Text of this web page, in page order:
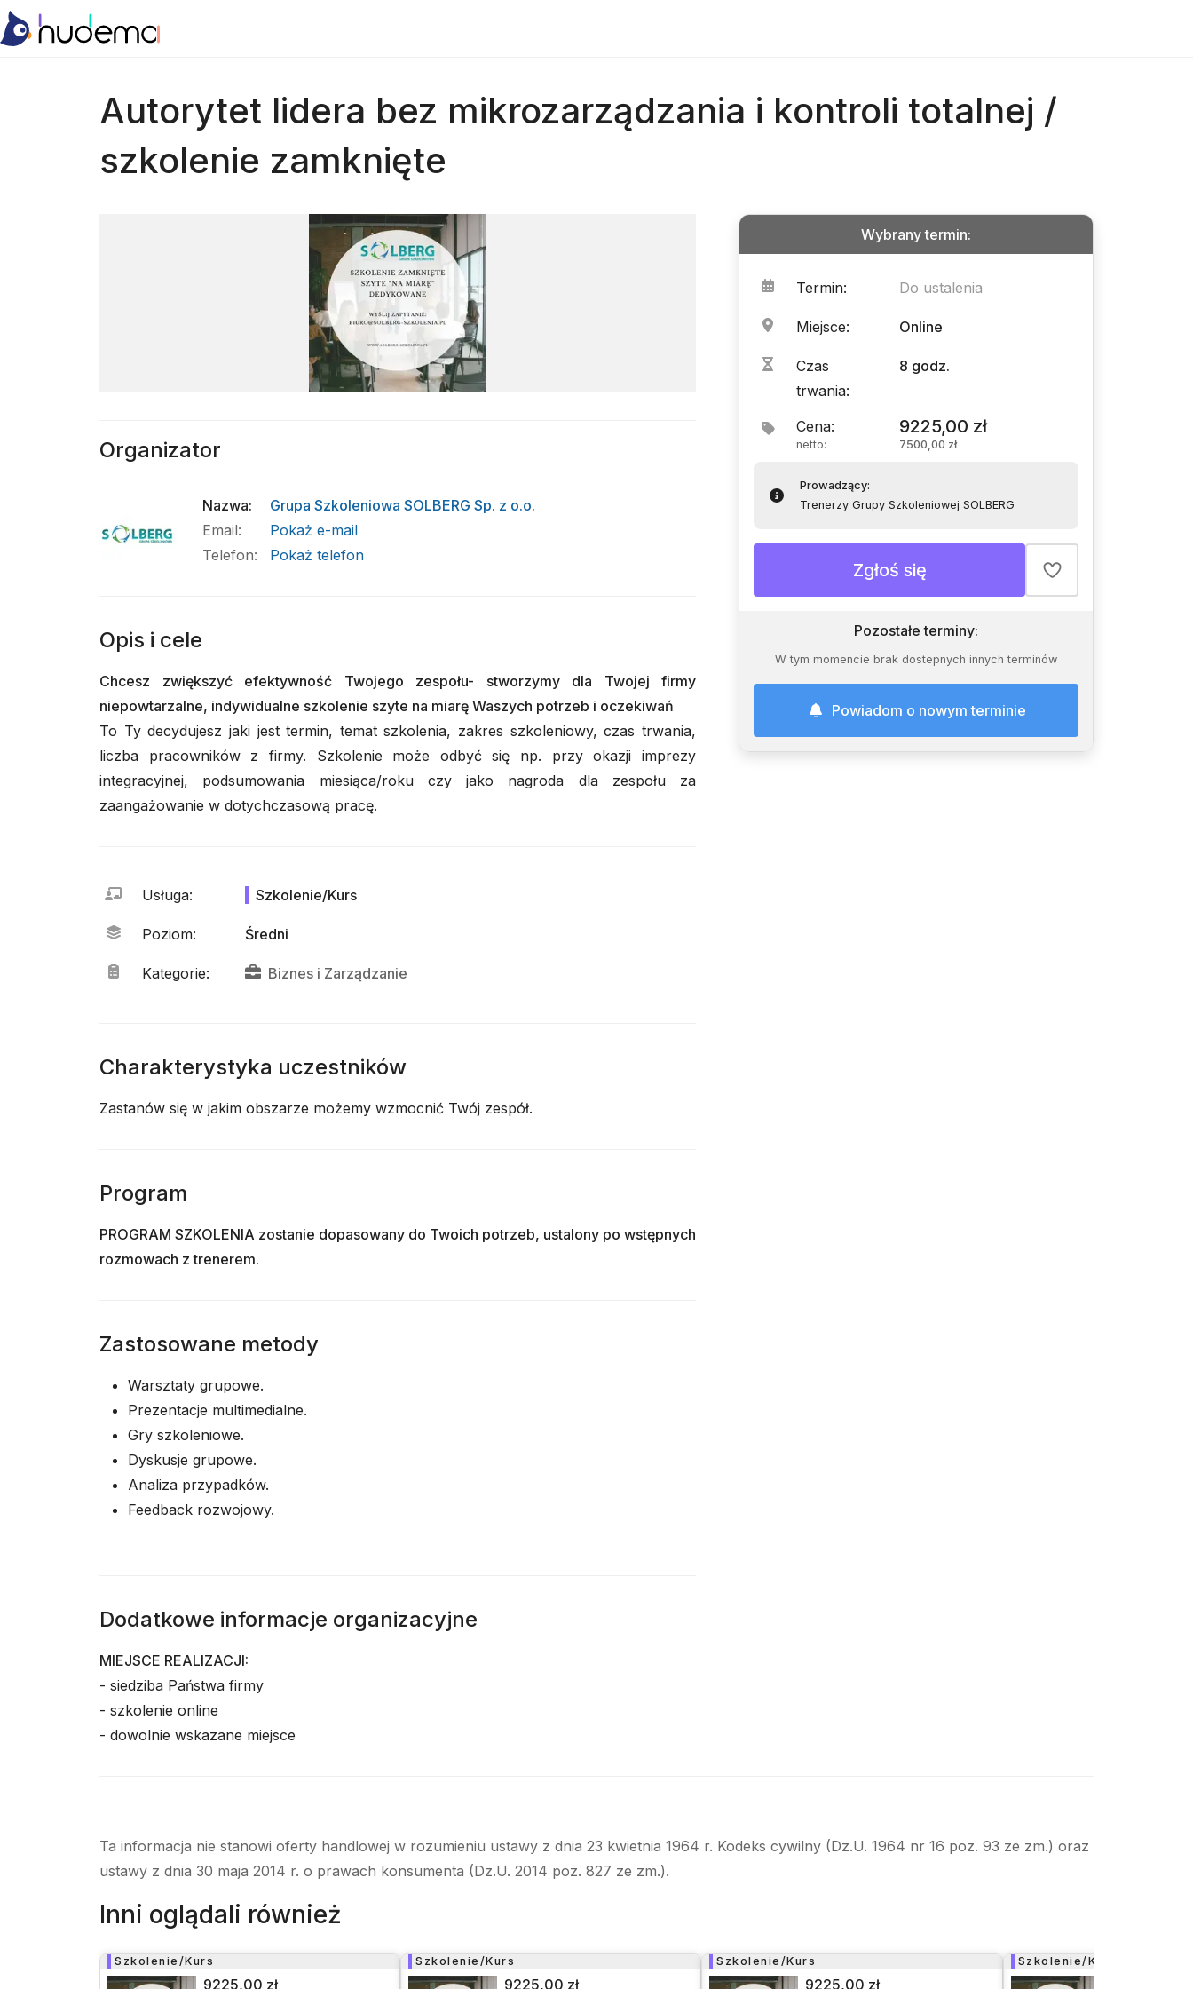
Autorytet lidera bez mikrozarządzania i kontroli totalnej /
szkolenie zamknięte
Wybrany termin:
Termin: Do ustalenia
Miejsce: Online
Czas
trwania:
8 godz.
Cena:
netto:
9225,00 zł
7500,00 zł
Prowadzący:
Trenerzy Grupy Szkoleniowej SOLBERG
Zgłoś się
Pozostałe terminy:
W tym momencie brak dostepnych innych terminów
Powiadom o nowym terminie
Organizator
Nazwa:
Grupa Szkoleniowa SOLBERG Sp. z o.o.
Email:
Pokaż e-mail
Telefon: Pokaż telefon
Opis i cele
Chcesz zwiększyć efektywność Twojego zespołu- stworzymy dla Twojej firmy
niepowtarzalne, indywidualne szkolenie szyte na miarę Waszych potrzeb i oczekiwań
To Ty decydujesz jaki jest termin, temat szkolenia, zakres szkoleniowy, czas trwania,
liczba pracowników z firmy. Szkolenie może odbyć się np. przy okazji imprezy
integracyjnej, podsumowania miesiąca/roku czy jako nagroda dla zespołu za
zaangażowanie w dotychczasową pracę.
Usługa: Szkolenie/Kurs
Poziom: Średni
Kategorie: Biznes i Zarządzanie
Charakterystyka uczestników
Zastanów się w jakim obszarze możemy wzmocnić Twój zespół.
Program
PROGRAM SZKOLENIA zostanie dopasowany do Twoich potrzeb, ustalony po wstępnych
rozmowach z trenerem.
Zastosowane metody
Warsztaty grupowe.
Prezentacje multimedialne.
Gry szkoleniowe.
Dyskusje grupowe.
Analiza przypadków.
Feedback rozwojowy.
Dodatkowe informacje organizacyjne
MIEJSCE REALIZACJI:
- siedziba Państwa firmy
- szkolenie online
- dowolnie wskazane miejsce
Ta informacja nie stanowi oferty handlowej w rozumieniu ustawy z dnia 23 kwietnia 1964 r. Kodeks cywilny (Dz.U. 1964 nr 16 poz. 93 ze zm.) oraz
ustawy z dnia 30 maja 2014 r. o prawach konsumenta (Dz.U. 2014 poz. 827 ze zm.).
Inni oglądali również
Szkolenie/Kurs
9225,00 zł
Szkolenie/Kurs
9225,00 zł
Szkolenie/Kurs
9225,00 zł
Szkolenie/Kurs